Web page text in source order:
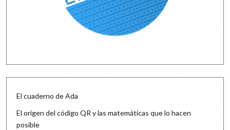
El cuaderno de Ada
El origen del código QR y las matemáticas que lo hacen
posible